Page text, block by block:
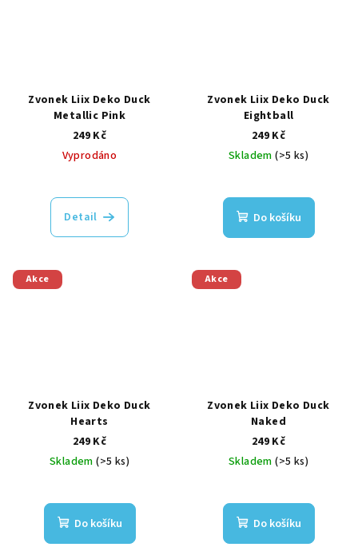
Zvonek Liix Deko Duck
Metallic Pink
249 Kč
Vyprodáno
Detail
Zvonek Liix Deko Duck
Eightball
249 Kč
Skladem(>5 ks)
Do košíku
Akce
Zvonek Liix Deko Duck
Hearts
249 Kč
Skladem(>5 ks)
Do košíku
Akce
Zvonek Liix Deko Duck
Naked
249 Kč
Skladem(>5 ks)
Do košíku